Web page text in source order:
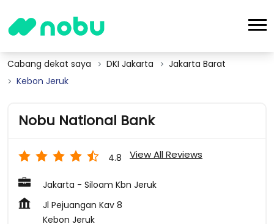
Cabang dekat saya DKI Jakarta
Jakarta Barat
Kebon Jeruk
Nobu National Bank
4.8 View All Reviews
Jakarta - Siloam Kbn Jeruk
Jl Pejuangan Kav 8
Kebon Jeruk